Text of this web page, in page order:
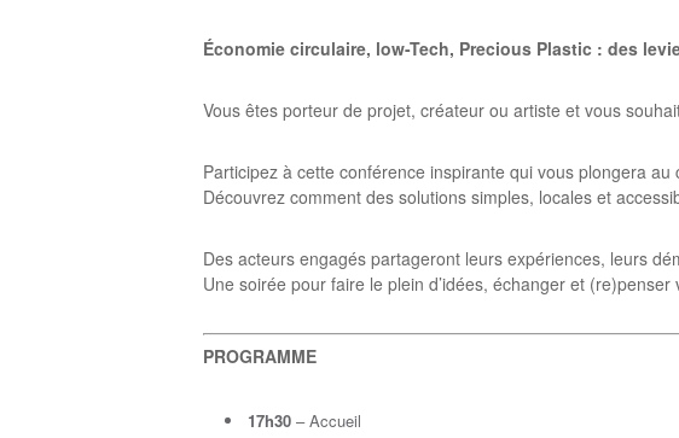
Économie circulaire, low-Tech, Precious Plastic : des
Vous êtes porteur de projet, créateur ou artiste et vous
Participez à cette conférence inspirante qui vous plongera au
Découvrez comment des solutions simples, locales et
Des acteurs engagés partageront leurs expériences, leurs
Une soirée pour faire le plein d’idées, échanger et
PROGRAMME
17h30 – Accueil